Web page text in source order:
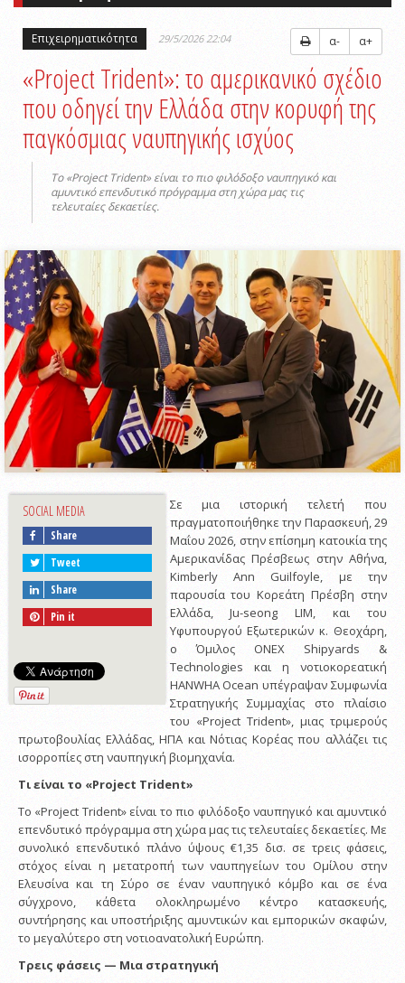
Επιχειρηματικότητα 29/5/2026 22:04 α- α+
«Project Trident»: το αμερικανικό σχέδιο
που οδηγεί την Ελλάδα στην κορυφή της
παγκόσμιας ναυπηγικής ισχύος
Το «Project Trident» είναι το πιο φιλόδοξο ναυπηγικό και
αμυντικό επενδυτικό πρόγραμμα στη χώρα μας τις
τελευταίες δεκαετίες.
SOCIAL MEDIA
Share
Tweet
Share
Pin it
Σε μια ιστορική τελετή που
πραγματοποιήθηκε την Παρασκευή, 29
Μαΐου 2026, στην επίσημη κατοικία της
Αμερικανίδας Πρέσβεως στην Αθήνα,
Kimberly Ann Guilfoyle, με την
παρουσία του Κορεάτη Πρέσβη στην
Ελλάδα, Ju-seong LIM, και του
Υφυπουργού Εξωτερικών κ. Θεοχάρη,
ο Όμιλος ONEX Shipyards &
Technologies και η νοτιοκορεατική
HANWHA Ocean υπέγραψαν Συμφωνία
Στρατηγικής Συμμαχίας στο πλαίσιο
του «Project Trident», μιας τριμερούς
πρωτοβουλίας Ελλάδας, ΗΠΑ και Νότιας Κορέας που αλλάζει τις
ισορροπίες στη ναυπηγική βιομηχανία.
Τι είναι το «Project Trident»
Το «Project Trident» είναι το πιο φιλόδοξο ναυπηγικό και αμυντικό
επενδυτικό πρόγραμμα στη χώρα μας τις τελευταίες δεκαετίες. Με
συνολικό επενδυτικό πλάνο ύψους €1,35 δισ. σε τρεις φάσεις,
στόχος είναι η μετατροπή των ναυπηγείων του Ομίλου στην
Ελευσίνα και τη Σύρο σε έναν ναυπηγικό κόμβο και σε ένα
σύγχρονο, κάθετα ολοκληρωμένο κέντρο κατασκευής,
συντήρησης και υποστήριξης αμυντικών και εμπορικών σκαφών,
το μεγαλύτερο στη νοτιοανατολική Ευρώπη.
Τρεις φάσεις — Μια στρατηγική